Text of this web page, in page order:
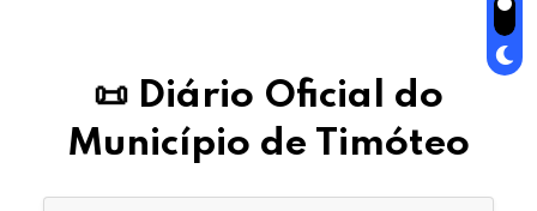
📜 Diário Oficial do
Município de Timóteo